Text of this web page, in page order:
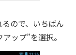
ので、いちばん
ップ”を選択。